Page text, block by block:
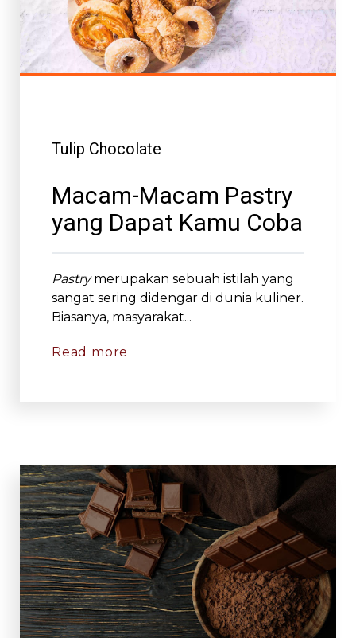
Tulip Chocolate
Macam-Macam Pastry
yang Dapat Kamu Coba
Pastrymerupakan sebuah istilah yang
sangat sering didengar di dunia kuliner.
Biasanya, masyarakat...
Read more